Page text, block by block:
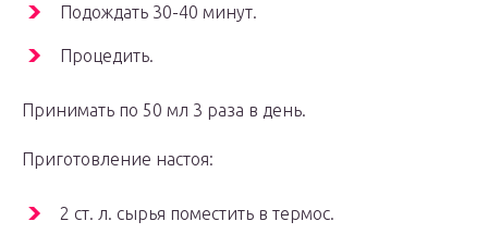
Подождать 30-40 минут.
Процедить.
Принимать по 50 мл 3 раза в день.
Приготовление настоя:
2 ст. л. сырья поместить в термос.